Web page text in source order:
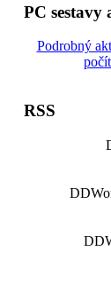
PC sestavy
Podrobný
RSS